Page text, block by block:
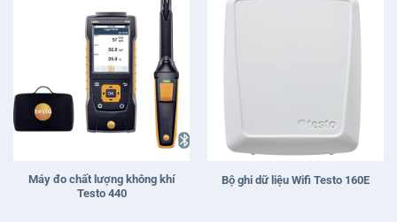
Máy đo chất lượng không khí
Testo 440
Bộ ghi dữ liệu Wifi Testo 160E